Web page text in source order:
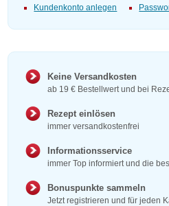
Kundenkonto anlegen
Keine Versandkosten
ab 19 € Bestellwert und bei
Rezept einlösen
immer versandkostenfrei
Informationsservice
immer Top informiert und die
Bonuspunkte sammeln
Jetzt registrieren und für jeden